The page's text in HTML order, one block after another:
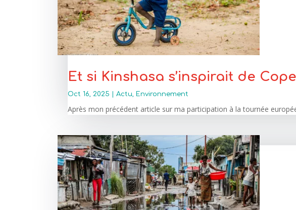
Et si Kinshasa s’inspirait de
Oct 16, 2025 |Actu, Environnement
Après mon précédent article sur ma participation à la tournée